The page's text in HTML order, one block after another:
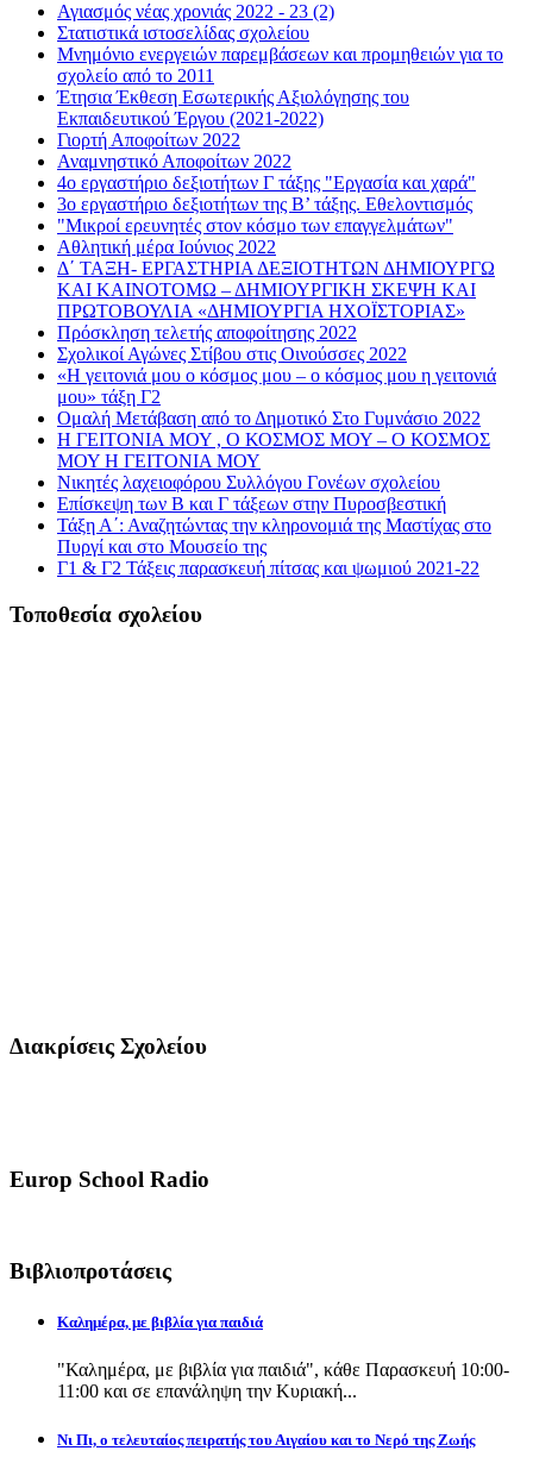
Αγιασμός νέας χρονιάς 2022 - 23 (2)
Στατιστικά ιστοσελίδας σχολείου
Μνημόνιο ενεργειών παρεμβάσεων και προμηθειών για το
σχολείο από το 2011
Έτησια Έκθεση Εσωτερικής Αξιολόγησης του
Εκπαιδευτικού Έργου (2021-2022)
Γιορτή Αποφοίτων 2022
Αναμνηστικό Αποφοίτων 2022
4ο εργαστήριο δεξιοτήτων Γ τάξης "Εργασία και χαρά"
3ο εργαστήριο δεξιοτήτων της Β’ τάξης. Εθελοντισμός
"Μικροί ερευνητές στον κόσμο των επαγγελμάτων"
Αθλητική μέρα Ιούνιος 2022
Δ΄ ΤΑΞΗ- ΕΡΓΑΣΤΗΡΙΑ ΔΕΞΙΟΤΗΤΩΝ ΔΗΜΙΟΥΡΓΩ
ΚΑΙ ΚΑΙΝΟΤΟΜΩ – ΔΗΜΙΟΥΡΓΙΚΗ ΣΚΕΨΗ ΚΑΙ
ΠΡΩΤΟΒΟΥΛΙΑ «ΔΗΜΙΟΥΡΓΙΑ ΗΧΟΪΣΤΟΡΙΑΣ»
Πρόσκληση τελετής αποφοίτησης 2022
Σχολικοί Αγώνες Στίβου στις Οινούσσες 2022
«Η γειτονιά μου ο κόσμος μου – ο κόσμος μου η γειτονιά
μου» τάξη Γ2
Ομαλή Μετάβαση από το Δημοτικό Στο Γυμνάσιο 2022
Η ΓΕΙΤΟΝΙΑ ΜΟΥ , Ο ΚΟΣΜΟΣ ΜΟΥ – Ο ΚΟΣΜΟΣ
ΜΟΥ Η ΓΕΙΤΟΝΙΑ ΜΟΥ
Νικητές λαχειοφόρου Συλλόγου Γονέων σχολείου
Επίσκεψη των Β και Γ τάξεων στην Πυροσβεστική
Τάξη Α΄: Αναζητώντας την κληρονομιά της Μαστίχας στο
Πυργί και στο Μουσείο της
Γ1 & Γ2 Τάξεις παρασκευή πίτσας και ψωμιού 2021-22
Τοποθεσία σχολείου
Διακρίσεις Σχολείου
Europ School Radio
Βιβλιοπροτάσεις
Καλημέρα, με βιβλία για παιδιά
"Καλημέρα, με βιβλία για παιδιά", κάθε Παρασκευή 10:00-
11:00 και σε επανάληψη την Κυριακή...
Νι Πι, ο τελευταίος πειρατής του Αιγαίου και το Νερό της Ζωής